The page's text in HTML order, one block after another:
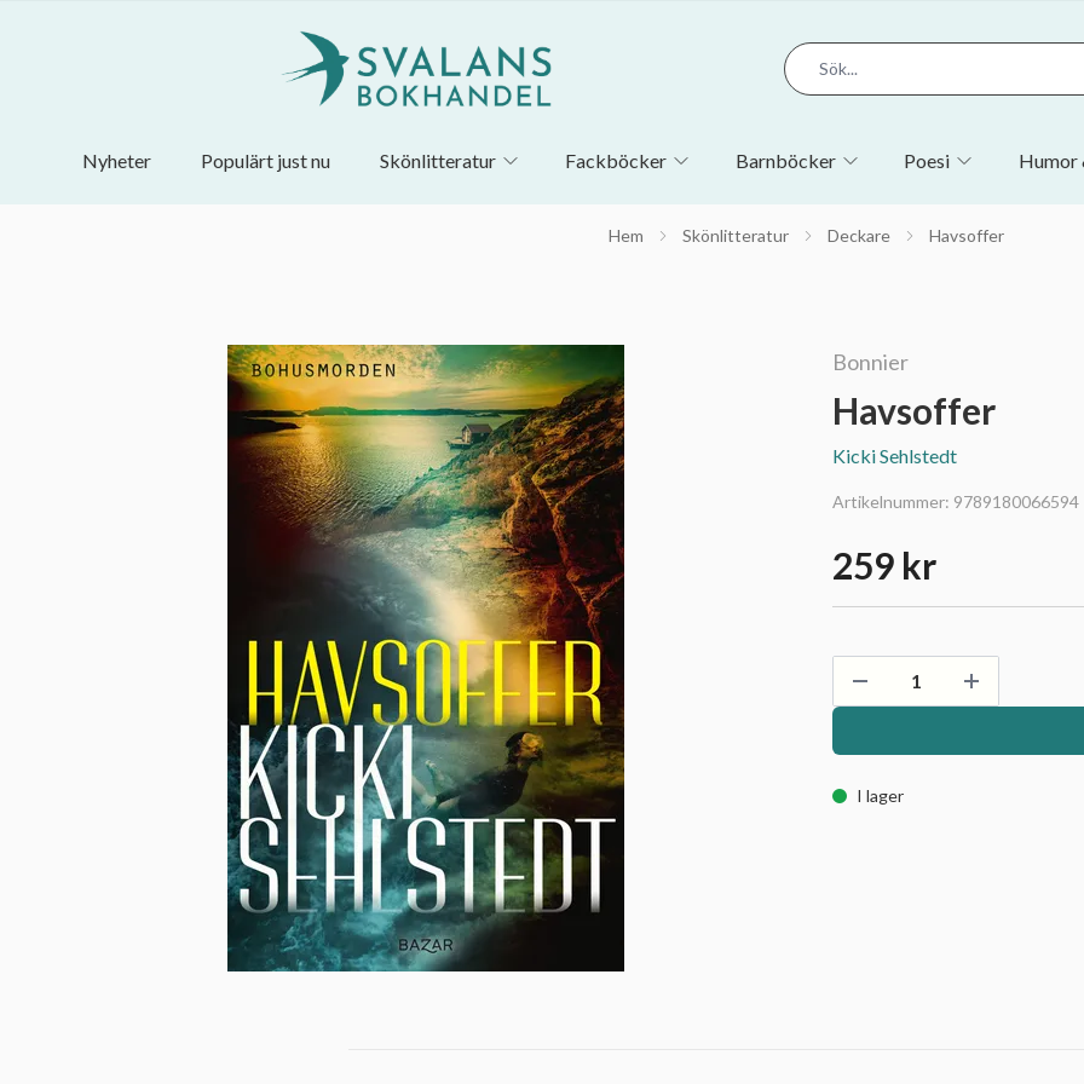
Nyheter Populärt just nu Skönlitteratur Fackböcker Barnböcker Poesi Humor
Hem Skönlitteratur Deckare Havsoffer
Bonnier
Havsoffer
Kicki Sehlstedt
Artikelnummer: 9789180066594
259 kr
I lager